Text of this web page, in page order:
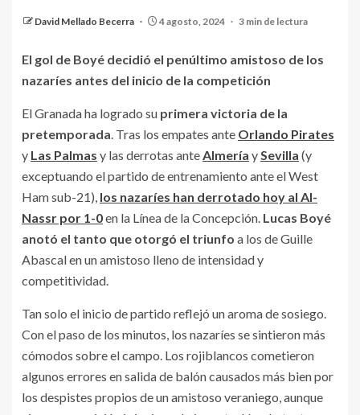
David Mellado Becerra 4 agosto, 2024 3 min de lectura
Granada disputado hoy | Foto: Al-Nassr FC.
El gol de Boyé decidió el penúltimo amistoso de los
nazaríes antes del inicio de la competición
El Granada ha logrado su primera victoria de la
pretemporada. Tras los empates ante Orlando Pirates
y Las Palmas y las derrotas anteAlmería ySevilla (y
exceptuando el partido de entrenamiento ante el West
Ham sub-21), los nazaríes han derrotado hoy al Al-
Nassr por 1-0en la Línea de la Concepción. Lucas Boyé
anotó el tanto que otorgó el triunfo a los de Guille
Abascal en un amistoso lleno de intensidad y
competitividad.
Tan solo el inicio de partido reflejó un aroma de sosiego.
Con el paso de los minutos, los nazaríes se sintieron más
cómodos sobre el campo. Los rojiblancos cometieron
algunos errores en salida de balón causados más bien por
los despistes propios de un amistoso veraniego, aunque